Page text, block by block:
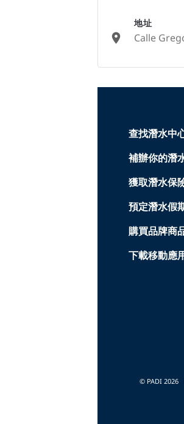
地址
Calle
查找潛水中
補辦你的潛
獲取潛水保
預定潛水假
購買品牌商
下載移動應
© PADI 2026